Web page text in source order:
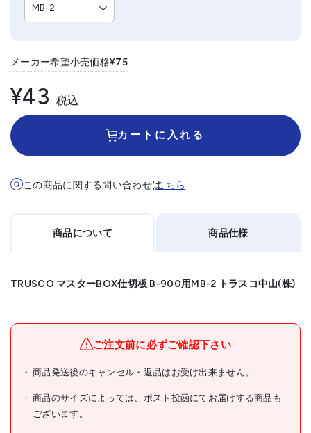
メーカー希望小売価格¥75
¥43 税込
カートに入れる
この商品に関する問い合わせはこちら
商品について
TRUSCO マスターBOX仕切板 B-900用MB-2 トラスコ中山(株)
商品仕様
ブランド名 TRUSCO
商品名
TRUSCO マスターBOX仕切
板 B-900用
型式 MB-2
ご注文前に必ずご確認下さい
商品発送後のキャンセル・返品はお受け出来ません。
商品のサイズによっては、ポスト投函にてお届けする商品も
ございます。